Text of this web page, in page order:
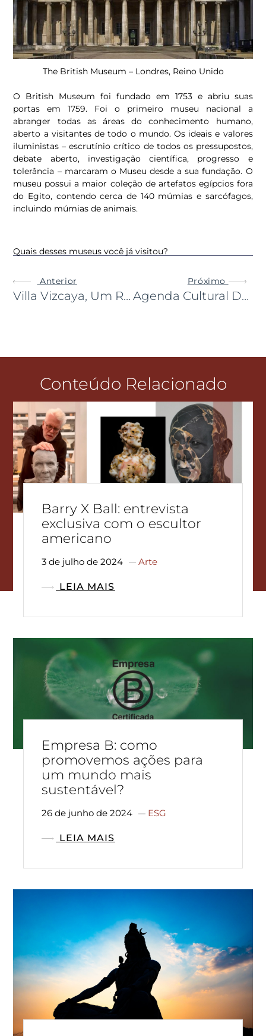
The British Museum – Londres, Reino Unido
O British Museum foi fundado em 1753 e abriu suas
portas em 1759. Foi o primeiro museu nacional a
abranger todas as áreas do conhecimento humano,
aberto a visitantes de todo o mundo. Os ideais e valores
iluministas – escrutínio crítico de todos os pressupostos,
debate aberto, investigação científica, progresso e
tolerância – marcaram o Museu desde a sua fundação. O
museu possui a maior coleção de artefatos egípcios fora
do Egito, contendo cerca de 140 múmias e sarcófagos,
incluindo múmias de animais.
Quais desses museus você já visitou?
Anterior
Villa Vizcaya, Um Refúgio No Estilo Renascentista Perto De Miami
Próximo
Agenda Cultural De Maio
Conteúdo Relacionado
Barry X Ball: entrevista
exclusiva com o escultor
americano
3 de julho de 2024 Arte
LEIA MAIS
Empresa B: como
promovemos ações para
um mundo mais
sustentável?
26 de junho de 2024 ESG
LEIA MAIS